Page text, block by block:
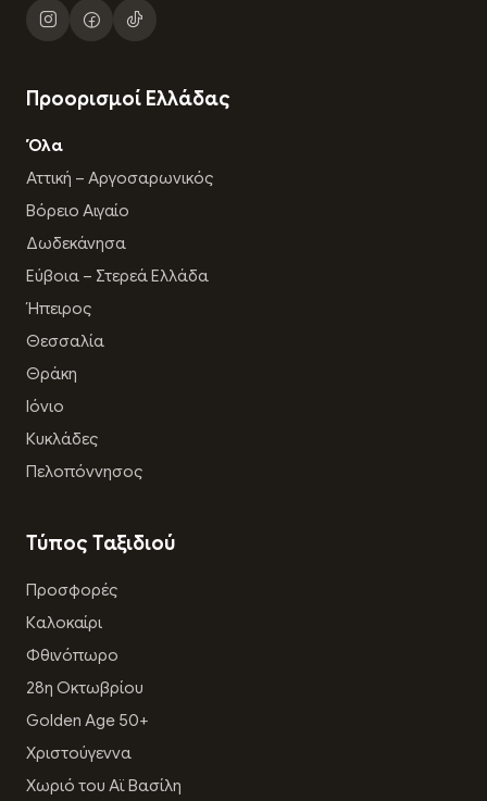
Προορισμοί Ελλάδας
Όλα
Αττική – Αργοσαρωνικός
Βόρειο Αιγαίο
Δωδεκάνησα
Εύβοια – Στερεά Ελλάδα
Ήπειρος
Θεσσαλία
Θράκη
Ιόνιο
Κυκλάδες
Πελοπόννησος
Τύπος Ταξιδιού
Προσφορές
Καλοκαίρι
Φθινόπωρο
28η Οκτωβρίου
Golden Age 50+
Χριστούγεννα
Χωριό του Αϊ Βασίλη